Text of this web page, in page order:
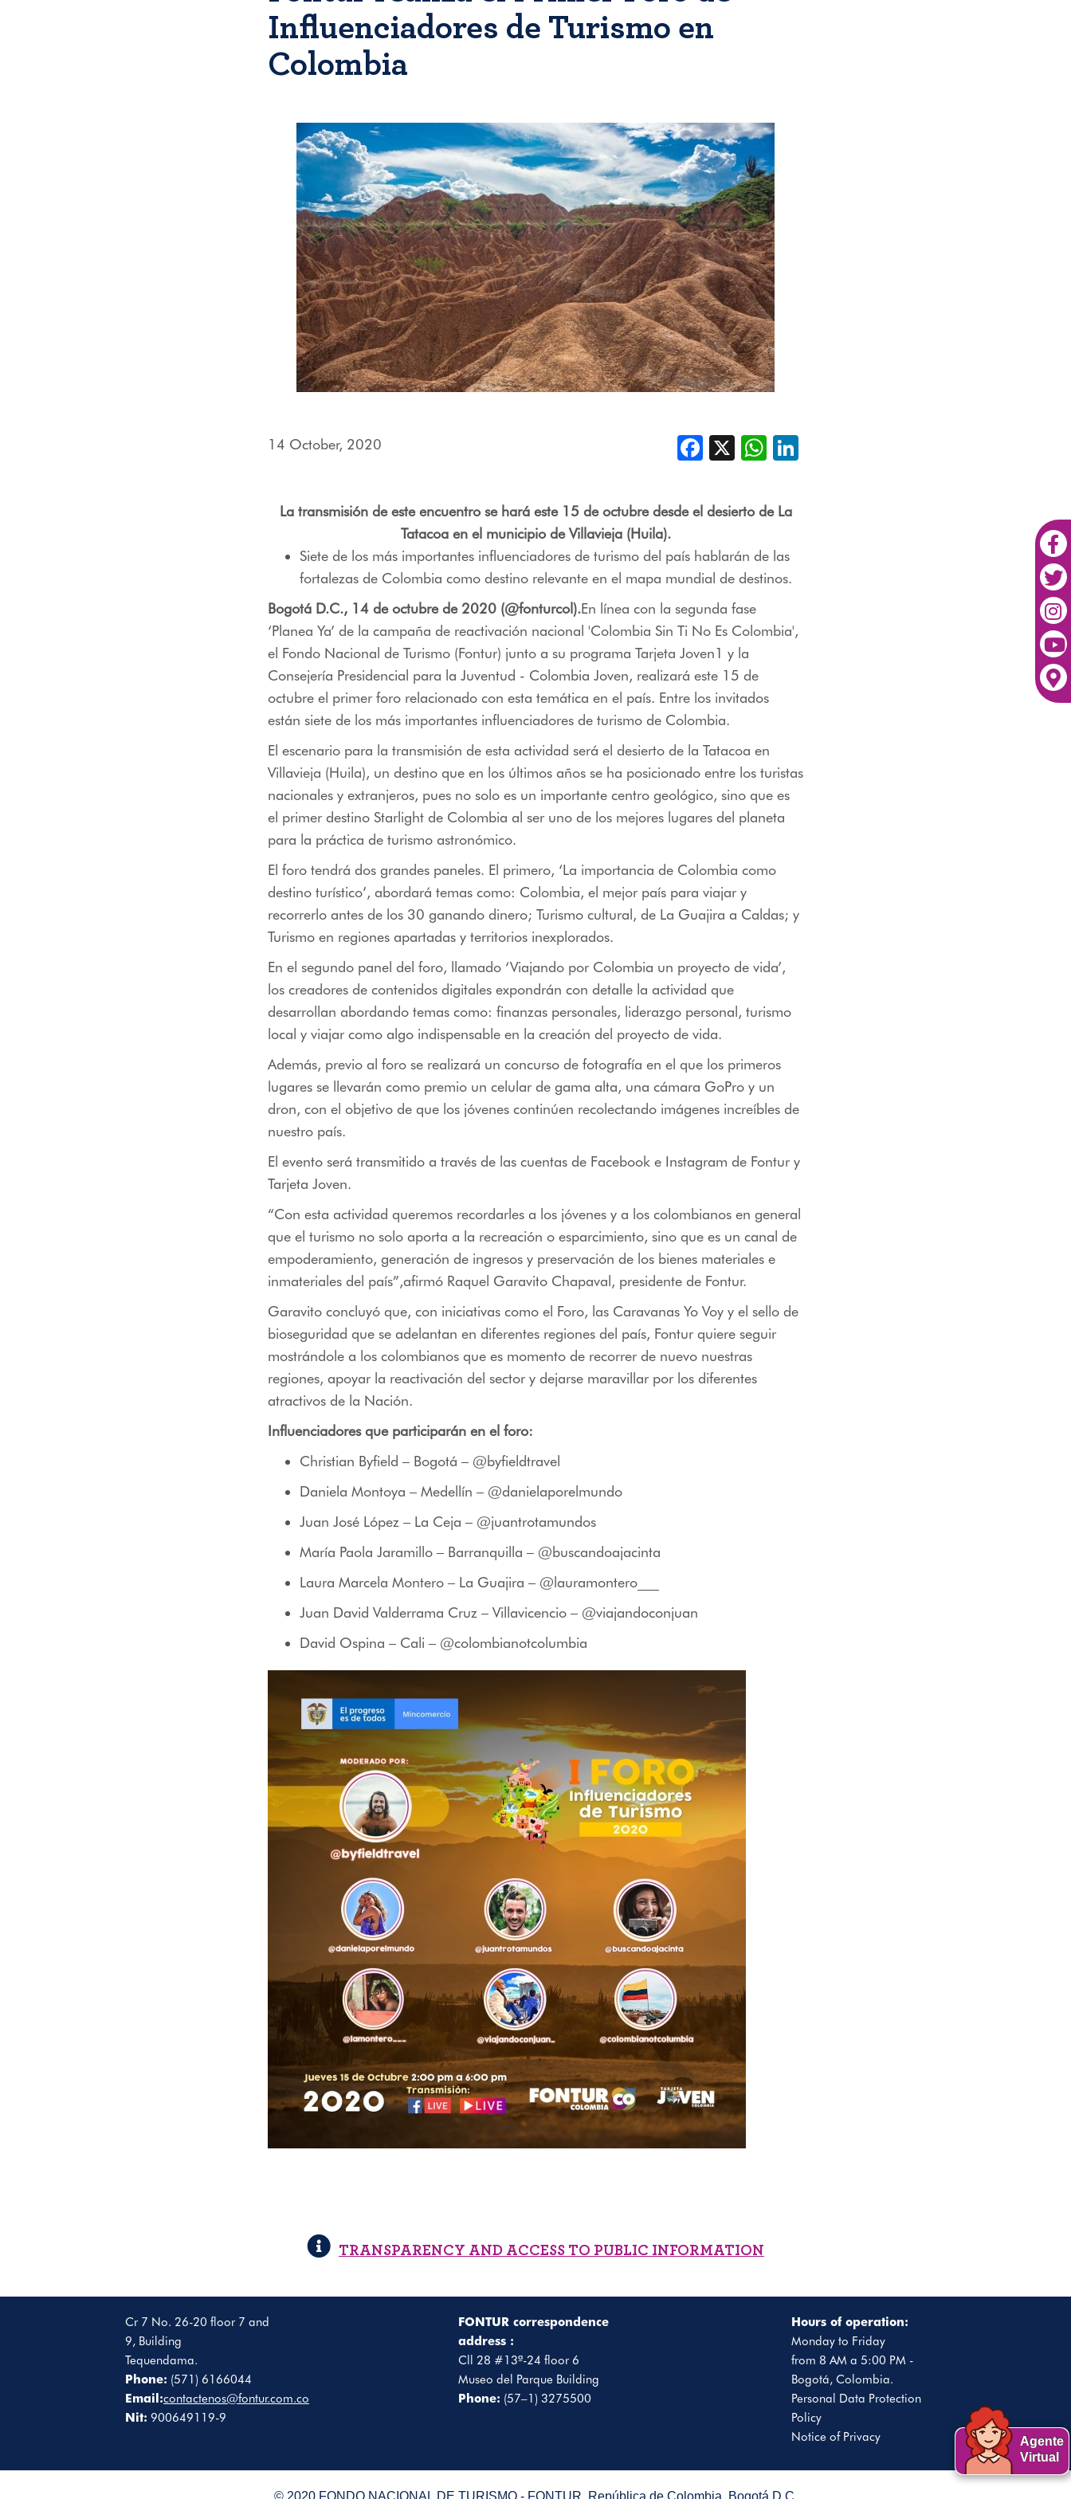
Influenciadores de Turismo en
Colombia
14 October, 2020 Facebook
X WhatsApp
La transmisión de este encuentro se hará este 15 de octubre desde el desierto de La
Tatacoa en el municipio de Villavieja (Huila).
Siete de los más importantes influenciadores de turismo del país hablarán de las
fortalezas de Colombia como destino relevante en el mapa mundial de destinos.
Bogotá D.C., 14 de octubre de 2020 (@fonturcol).En línea con la segunda fase
‘Planea Ya’ de la campaña de reactivación nacional 'Colombia Sin Ti No Es Colombia',
el Fondo Nacional de Turismo (Fontur) junto a su programa Tarjeta Joven1 y la
Consejería Presidencial para la Juventud - Colombia Joven, realizará este 15 de
octubre el primer foro relacionado con esta temática en el país. Entre los invitados
están siete de los más importantes influenciadores de turismo de Colombia.
El escenario para la transmisión de esta actividad será el desierto de la Tatacoa en
Villavieja (Huila), un destino que en los últimos años se ha posicionado entre los turistas
nacionales y extranjeros, pues no solo es un importante centro geológico, sino que es
el primer destino Starlight de Colombia al ser uno de los mejores lugares del planeta
para la práctica de turismo astronómico.
El foro tendrá dos grandes paneles. El primero, ‘La importancia de Colombia como
destino turístico’, abordará temas como: Colombia, el mejor país para viajar y
recorrerlo antes de los 30 ganando dinero; Turismo cultural, de La Guajira a Caldas; y
Turismo en regiones apartadas y territorios inexplorados.
En el segundo panel del foro, llamado ‘Viajando por Colombia un proyecto de vida’,
los creadores de contenidos digitales expondrán con detalle la actividad que
desarrollan abordando temas como: finanzas personales, liderazgo personal, turismo
local y viajar como algo indispensable en la creación del proyecto de vida.
Además, previo al foro se realizará un concurso de fotografía en el que los primeros
lugares se llevarán como premio un celular de gama alta, una cámara GoPro y un
dron, con el objetivo de que los jóvenes continúen recolectando imágenes increíbles de
nuestro país.
El evento será transmitido a través de las cuentas de Facebook e Instagram de Fontur y
Tarjeta Joven.
“Con esta actividad queremos recordarles a los jóvenes y a los colombianos en general
que el turismo no solo aporta a la recreación o esparcimiento, sino que es un canal de
empoderamiento, generación de ingresos y preservación de los bienes materiales e
inmateriales del país”,afirmó Raquel Garavito Chapaval, presidente de Fontur.
Garavito concluyó que, con iniciativas como el Foro, las Caravanas Yo Voy y el sello de
bioseguridad que se adelantan en diferentes regiones del país, Fontur quiere seguir
mostrándole a los colombianos que es momento de recorrer de nuevo nuestras
regiones, apoyar la reactivación del sector y dejarse maravillar por los diferentes
atractivos de la Nación.
Influenciadores que participarán en el foro:
Christian Byfield – Bogotá – @byfieldtravel
Daniela Montoya – Medellín – @danielaporelmundo
Juan José López – La Ceja – @juantrotamundos
María Paola Jaramillo – Barranquilla – @buscandoajacinta
Laura Marcela Montero – La Guajira – @lauramontero___
Juan David Valderrama Cruz – Villavicencio – @viajandoconjuan
David Ospina – Cali – @colombianotcolumbia
TRANSPARENCY AND ACCESS TO PUBLIC INFORMATION
Cr 7 No. 26-20 floor 7 and
9, Building
Tequendama.
Phone: (571) 6166044
Email:contactenos@fontur.com.co
Nit: 900649119-9
FONTUR correspondence
address :
Cll 28 #13ª-24 floor 6
Museo del Parque Building
Phone: (57–1) 3275500
Hours of operation:
Monday to Friday
from 8 AM a 5:00 PM -
Bogotá, Colombia.
Personal Data Protection
Policy
Notice of Privacy
© 2020,FONDO NACIONAL DE TURISMO - FONTUR. República de Colombia. Bogotá D.C.
Agente
Virtual